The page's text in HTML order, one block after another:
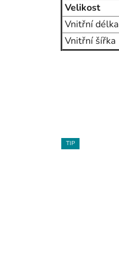
Velikost
Vnitřní délka
Vnitřní šířka
TIP